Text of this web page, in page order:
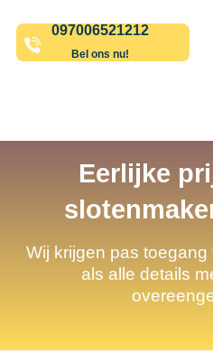
097006521212
Bel ons nu!
Eerlijke
Wij krijgen pas
als alle details